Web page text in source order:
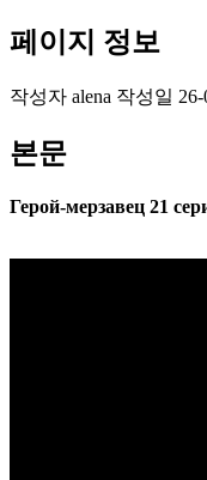
페이지 정보
작성자 alena 작성일
본문
Герой-мерзавец 21